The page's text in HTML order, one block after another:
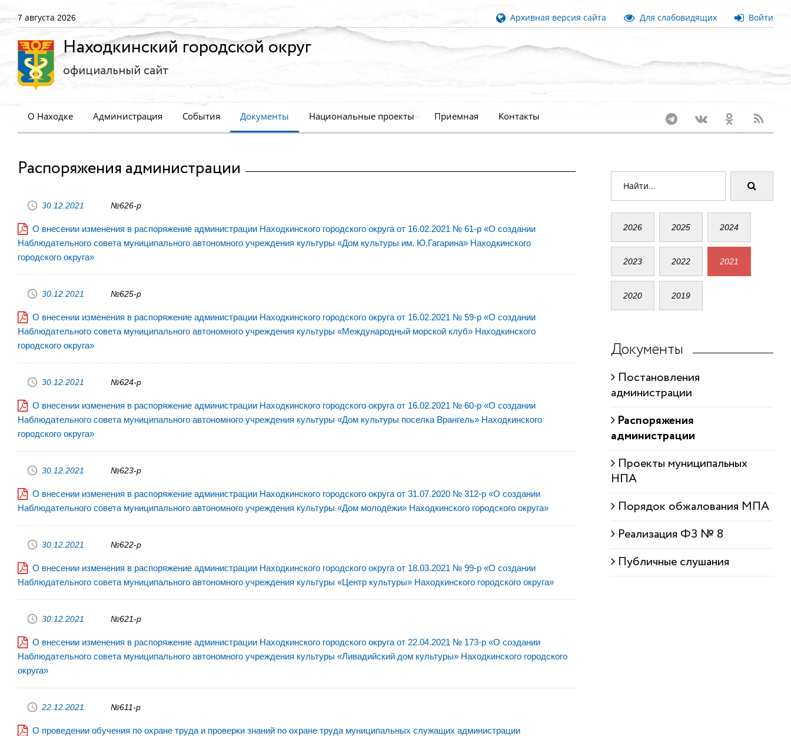
7 августа 2026 Архивная версия сайта Для слабовидящих Войти
Находкинский городской округ
официальный сайт
О Находке Администрация События Документы Национальные проекты Приемная Контакты
Распоряжения администрации
30.12.2021 №626-р
О внесении изменения в распоряжение администрации Находкинского городского округа от 16.02.2021 № 61-р «О создании
Наблюдательного совета муниципального автономного учреждения культуры «Дом культуры им. Ю.Гагарина» Находкинского
городского округа»
30.12.2021 №625-р
О внесении изменения в распоряжение администрации Находкинского городского округа от 16.02.2021 № 59-р «О создании
Наблюдательного совета муниципального автономного учреждения культуры «Международный морской клуб» Находкинского
городского округа»
30.12.2021 №624-р
О внесении изменения в распоряжение администрации Находкинского городского округа от 16.02.2021 № 60-р «О создании
Наблюдательного совета муниципального автономного учреждения культуры «Дом культуры поселка Врангель» Находкинского
городского округа»
30.12.2021 №623-р
О внесении изменения в распоряжение администрации Находкинского городского округа от 31.07.2020 № 312-р «О создании
Наблюдательного совета муниципального автономного учреждения культуры «Дом молодёжи» Находкинского городского округа»
30.12.2021 №622-р
О внесении изменения в распоряжение администрации Находкинского городского округа от 18.03.2021 № 99-р «О создании
Наблюдательного совета муниципального автономного учреждения культуры «Центр культуры» Находкинского городского округа»
30.12.2021 №621-р
О внесении изменения в распоряжение администрации Находкинского городского округа от 22.04.2021 № 173-р «О создании
Наблюдательного совета муниципального автономного учреждения культуры «Ливадийский дом культуры» Находкинского городского
округа»
22.12.2021 №611-р
О проведении обучения по охране труда и проверки знаний по охране труда муниципальных служащих администрации
2026 2025 2024
2023 2022 2021
2020 2019
Документы
Постановления
администрации
Распоряжения
администрации
Проекты муниципальных
НПА
Порядок обжалования МПА
Реализация ФЗ № 8
Публичные слушания